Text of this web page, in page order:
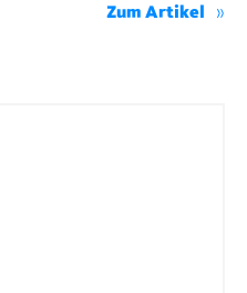
Zum Artikel